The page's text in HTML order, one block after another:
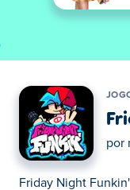
por
Friday Night